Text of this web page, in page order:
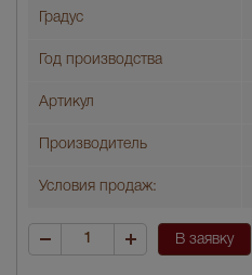
Градус
Год производства
Артикул
Производитель
Условия продаж:
В заявку